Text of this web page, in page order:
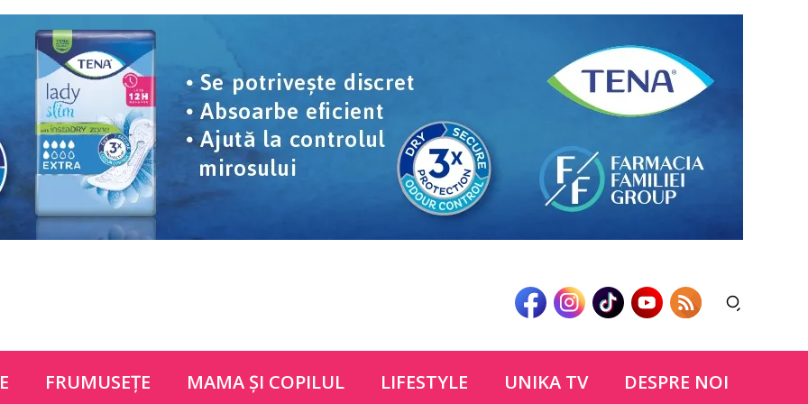
FRUMUSEŢE MAMA ŞI COPILUL LIFESTYLE UNIKA TV DESPRE NOI